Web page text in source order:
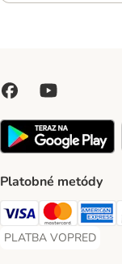
Platobné metódy
Visa Payment Method
Mastercard
PLATBA VOPRED
PLATBA VOPRED